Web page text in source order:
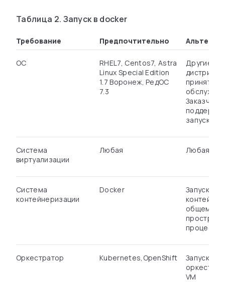
Таблица 2. Запуск в docker
Требование Предпочтительно
ОС
RHEL7, Centos7, Astra
Linux Special Edition
1.7 Воронеж, РедОС
7.3
Другие
принятые
Заказчика
запуск
Система
виртуализации
Любая Любая
Система
контейнеризации
Docker
Запуск ПО
общем
процессов
Оркестратор Kubernetes,OpenShift
Запуск ПО
VM